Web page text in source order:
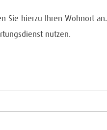
Sie hierzu Ihren Wohnort an.
nutzen.